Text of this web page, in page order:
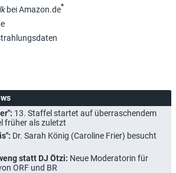
bei Amazon.de*
13. Staffel startet auf überraschendem
früher als zuletzt
Dr. Sarah König (Caroline Frier) besucht
statt DJ Ötzi: Neue Moderatorin für
ORF und BR